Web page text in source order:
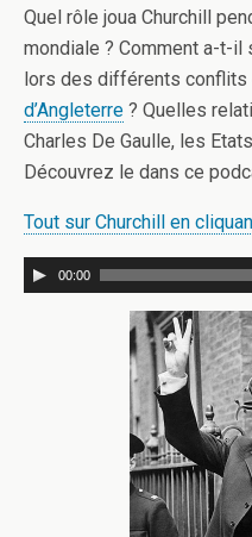
Quel rôle joua Churchill
mondiale ? Comment a-t-il
lors des différents conflits
d’Angleterre ? Quelles
Charles De Gaulle, les
Découvrez le dans ce
Tout sur Churchill en
00:00